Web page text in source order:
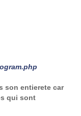
son entierete car
qui sont